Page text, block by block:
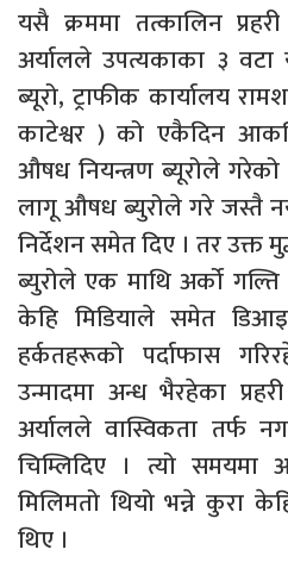
यसै क्रममा तत्कालिन प्रहरी
अर्यालले उपत्यकाका ३ वटा
ब्यूरो, ट्राफीक कार्यालय
काटेश्वर ) को एकैदिन
औषध नियन्त्रण ब्यूरोले गरेको
लागू औषध ब्युरोले गरे जस्तै
निर्देशन समेत दिए । तर उक्त
ब्युरोले एक माथि अर्को गल्ति
केहि मिडियाले समेत
हर्कतहरूको पर्दाफास
उन्मादमा अन्ध भैरहेका
अर्यालले वास्विकता
चिम्लिदिए । त्यो समयमा
मिलिमतो थियो भन्ने कुरा
थिए ।